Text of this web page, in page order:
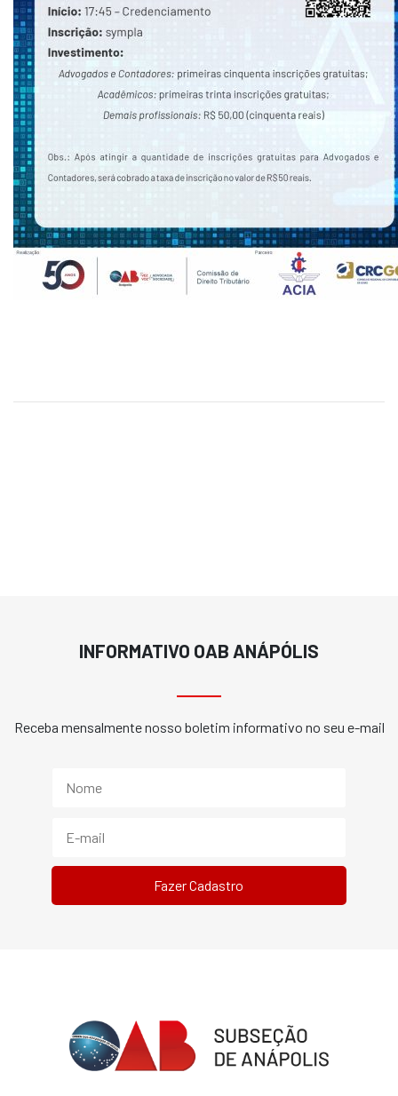
INFORMATIVO OAB ANÁPÓLIS
Receba mensalmente nosso boletim informativo no seu e-mail